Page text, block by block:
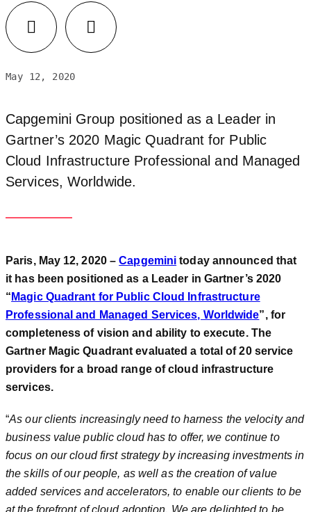
May 12, 2020
Capgemini Group positioned as a Leader in
Gartner’s 2020 Magic Quadrant for Public
Cloud Infrastructure Professional and Managed
Services, Worldwide.
Paris, May 12, 2020 –Capgemini today announced that
it has been positioned as a Leader in Gartner’s 2020
“ Magic Quadrant for Public Cloud Infrastructure
Professional and Managed Services, Worldwide”, for
completeness of vision and ability to execute. The
Gartner Magic Quadrant evaluated a total of 20 service
providers for a broad range of cloud infrastructure
services.
“As our clients increasingly need to harness the velocity and
business value public cloud has to offer, we continue to
focus on our cloud first strategy by increasing investments in
the skills of our people, as well as the creation of value
added services and accelerators, to enable our clients to be
at the forefront of cloud adoption. We are delighted to be